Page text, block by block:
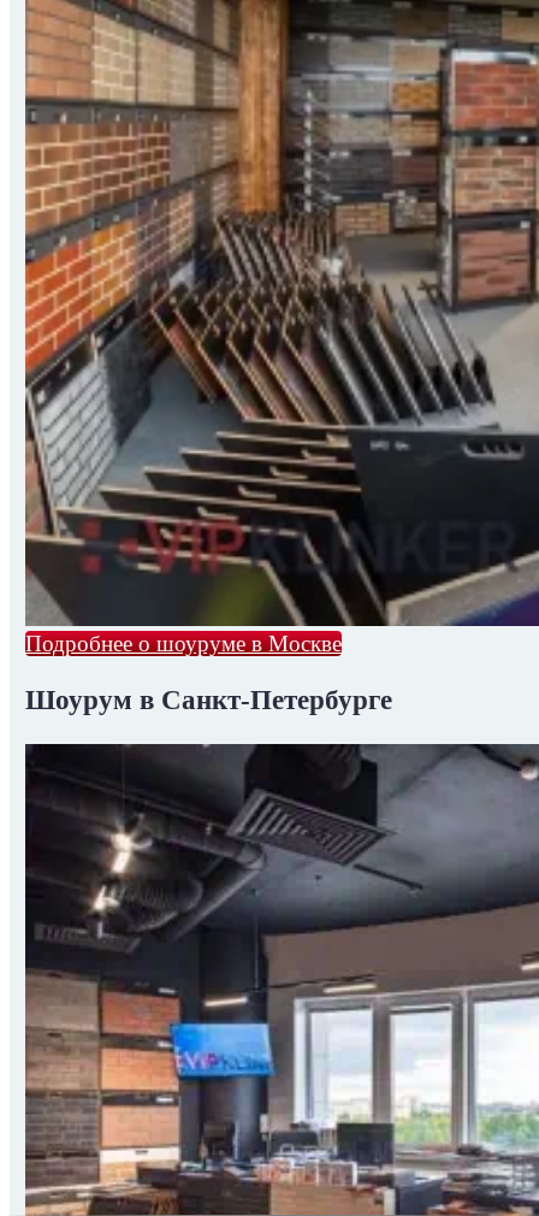
Подробнее о шоуруме в Москве
Шоурум в Санкт-Петербурге